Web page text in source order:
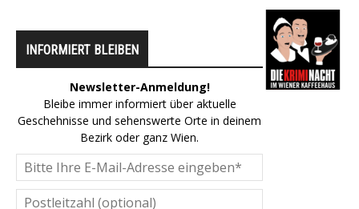
INFORMIERT BLEIBEN
Newsletter-Anmeldung!
Bleibe immer informiert über aktuelle
Geschehnisse und sehenswerte Orte in deinem
Bezirk oder ganz Wien.